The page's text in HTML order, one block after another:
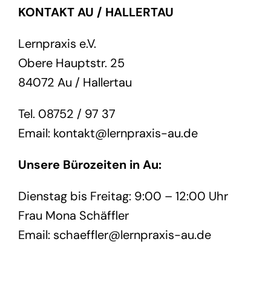
KONTAKT AU / HALLERTAU
Lernpraxis e.V.
Obere Hauptstr. 25
84072 Au / Hallertau
Tel. 08752 / 97 37
Email: kontakt@lernpraxis-au.de
Unsere Bürozeiten in Au:
Dienstag bis Freitag: 9:00 – 12:00 Uhr
Frau Mona Schäffler
Email: schaeffler@lernpraxis-au.de